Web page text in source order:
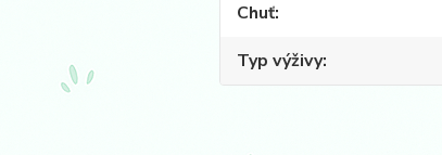
Chuť
Typ výživy